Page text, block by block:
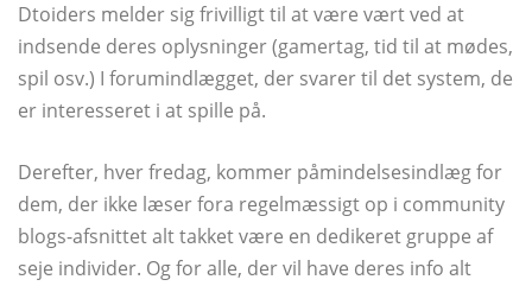
Dtoiders melder sig frivilligt til at være vært ved at
indsende deres oplysninger (gamertag, tid til at mødes,
spil osv.) I forumindlægget, der svarer til det system, de
er interesseret i at spille på.
Derefter, hver fredag, kommer påmindelsesindlæg for
dem, der ikke læser fora regelmæssigt op i community
blogs-afsnittet alt takket være en dedikeret gruppe af
seje individer. Og for alle, der vil have deres info alt